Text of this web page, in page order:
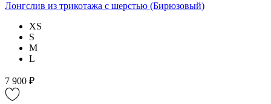
Лонгслив из трикотажа с шерстью (Бирюзовый)
XS
S
M
L
7 900 ₽